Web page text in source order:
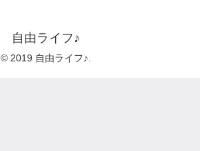
自由ライフ♪
© 2019 自由ライフ♪.